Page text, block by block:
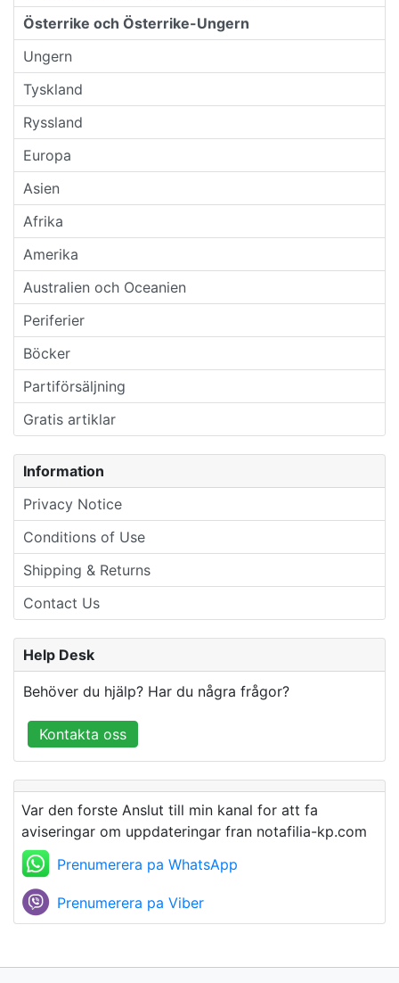
Österrike och Österrike-Ungern
Ungern
Tyskland
Ryssland
Europa
Asien
Afrika
Amerika
Australien och Oceanien
Periferier
Böcker
Partiförsäljning
Gratis artiklar
Information
Privacy Notice
Conditions of Use
Shipping & Returns
Contact Us
Help Desk
Behöver du hjälp? Har du några frågor?
Kontakta oss
Var den forste Anslut till min kanal for att fa
aviseringar om uppdateringar fran notafilia-kp.com
Prenumerera pa WhatsApp
Prenumerera pa Viber